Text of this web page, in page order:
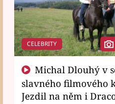
CELEBRITY
slavného filmového
Jezdil na něm i